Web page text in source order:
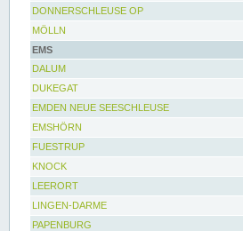
DONNERSCHLEUSE OP
MÖLLN
EMS
DALUM
DUKEGAT
EMDEN NEUE SEESCHLEUSE
EMSHÖRN
FUESTRUP
KNOCK
LEERORT
LINGEN-DARME
PAPENBURG